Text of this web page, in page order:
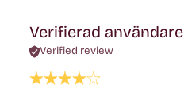
Verifierad användare
Verified review